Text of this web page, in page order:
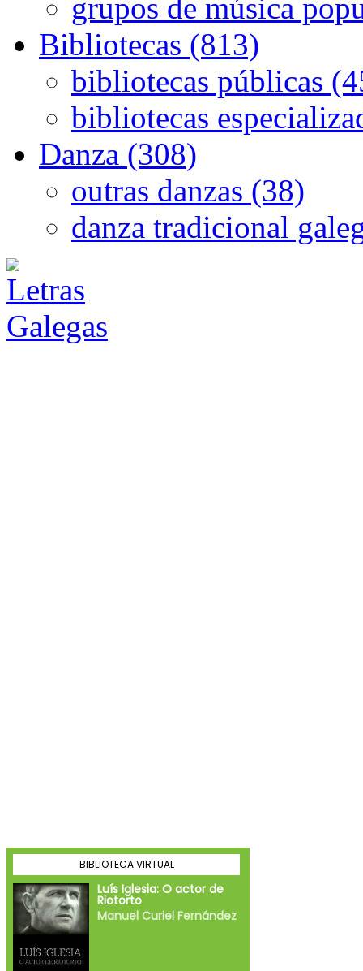
grupos de música
Bibliotecas (813)
bibliotecas públicas
bibliotecas
Danza (308)
outras danzas (38)
danza tradicional